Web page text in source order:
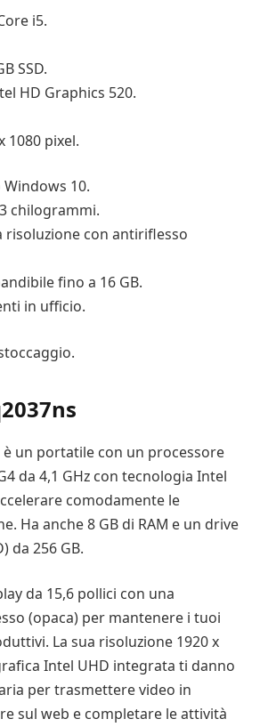
i5.
SSD.
HD Graphics 520.
1080 pixel.
10.
chilogrammi.
risoluzione con antiriflesso
fino a 16 GB.
in ufficio.
è un portatile con un processore
da 4,1 GHz con tecnologia Intel
comodamente le
Ha anche 8 GB di RAM e un drive
da 256 GB.
da 15,6 pollici con una
(opaca) per mantenere i tuoi
La sua risoluzione 1920 x
Intel UHD integrata ti danno
per trasmettere video in
sul web e completare le attività